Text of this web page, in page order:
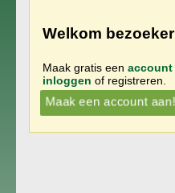
Welkom bezoeker
Maak gratis een account
inloggen of registreren.
Maak een account aan!